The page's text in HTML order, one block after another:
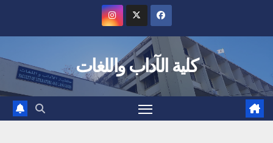
كلية الآداب واللغات